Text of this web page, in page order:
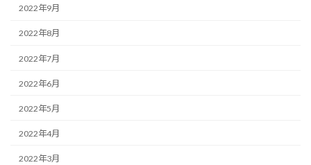
2022年9月
2022年8月
2022年7月
2022年6月
2022年5月
2022年4月
2022年3月